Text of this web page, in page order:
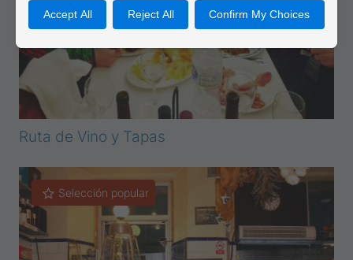
Ruta de Vino y Tapas
Selección popular